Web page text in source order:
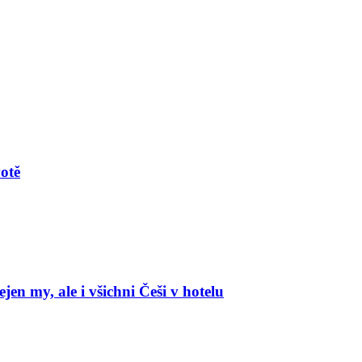
my, ale i všichni Češi v hotelu